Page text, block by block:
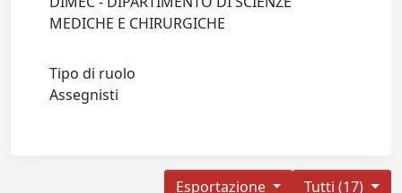
MEDICHE E CHIRURGICHE
Tipo di ruolo
Assegnisti
Tutti (17)
Esportazione